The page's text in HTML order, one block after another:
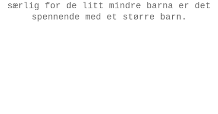
særlig for de litt mindre barna er det
spennende med et større barn.